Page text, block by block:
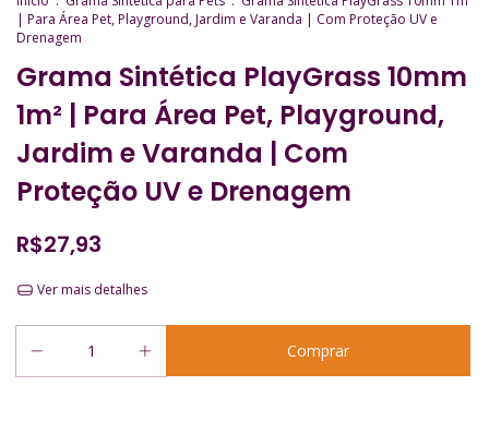
| Para Área Pet, Playground, Jardim e Varanda | Com Proteção UV e
Drenagem
Grama Sintética PlayGrass 10mm
1m² | Para Área Pet, Playground,
Jardim e Varanda | Com
Proteção UV e Drenagem
R$27,93
Ver mais detalhes